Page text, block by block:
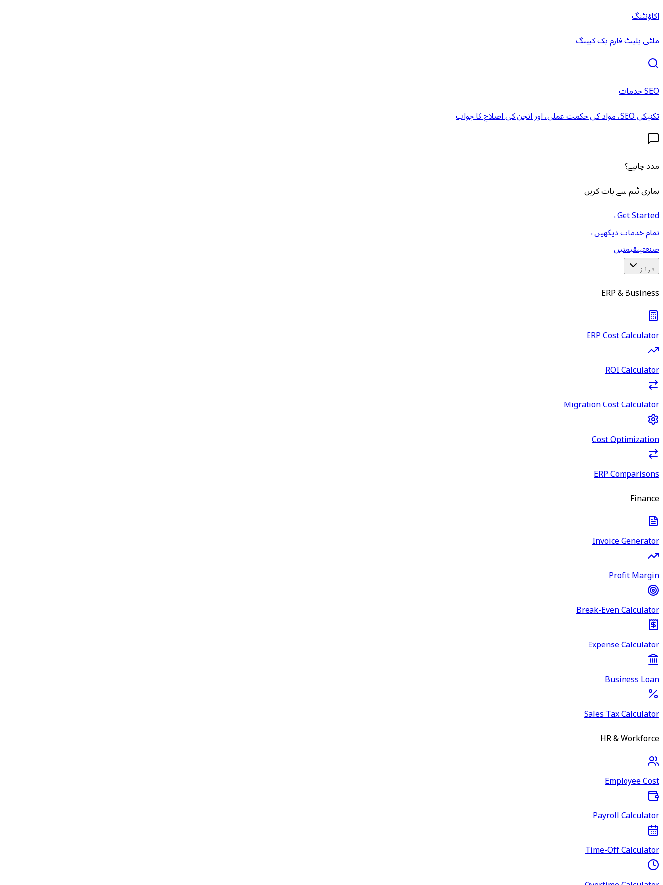
اکاؤنٹنگ
ملٹی پلیٹ فارم بک کیپنگ
SEO خدمات
تکنیکی SEO، مواد کی حکمت عملی، اور انجن کی اصلاح کا جواب
مدد چاہیے؟
ہماری ٹیم سے بات کریں
Get Started
→
تمام خدمات دیکھیں→
صنعتیںقیمتیں
ٹولز
ERP & Business
ERP Cost Calculator
ROI Calculator
Migration Cost Calculator
Cost Optimization
ERP Comparisons
Finance
Invoice Generator
Profit Margin
Break-Even Calculator
Expense Calculator
Business Loan
Sales Tax Calculator
HR & Workforce
Employee Cost
Payroll Calculator
Time-Off Calculator